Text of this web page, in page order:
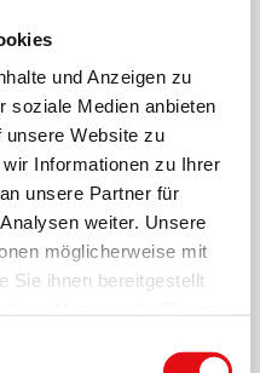
und Anzeigen zu
soziale Medien anbieten
unsere Website zu
Informationen zu Ihrer
unsere Partner für
weiter. Unsere
möglicherweise mit
Sie ihnen bereitgestellt